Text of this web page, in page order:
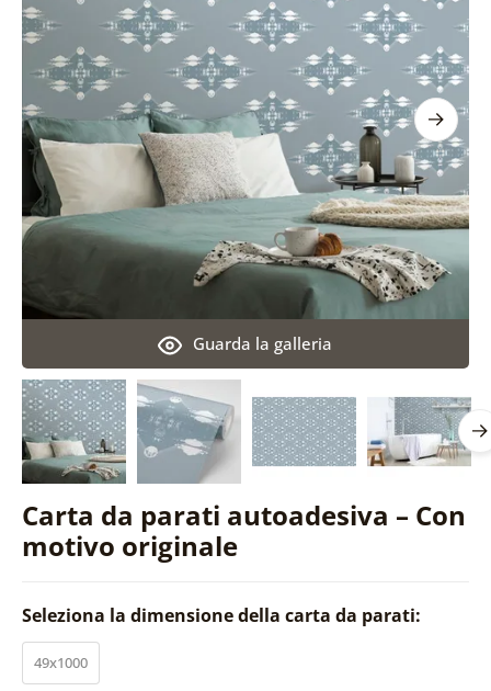
Carta da parati autoadesiva – Con
motivo originale
Guarda la galleria
Seleziona la dimensione della carta da parati:
49x1000